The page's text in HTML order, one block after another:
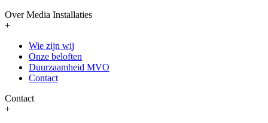
Over Media Installaties
+
Wie zijn wij
Onze beloften
Duurzaamheid MVO
Contact
Contact
+